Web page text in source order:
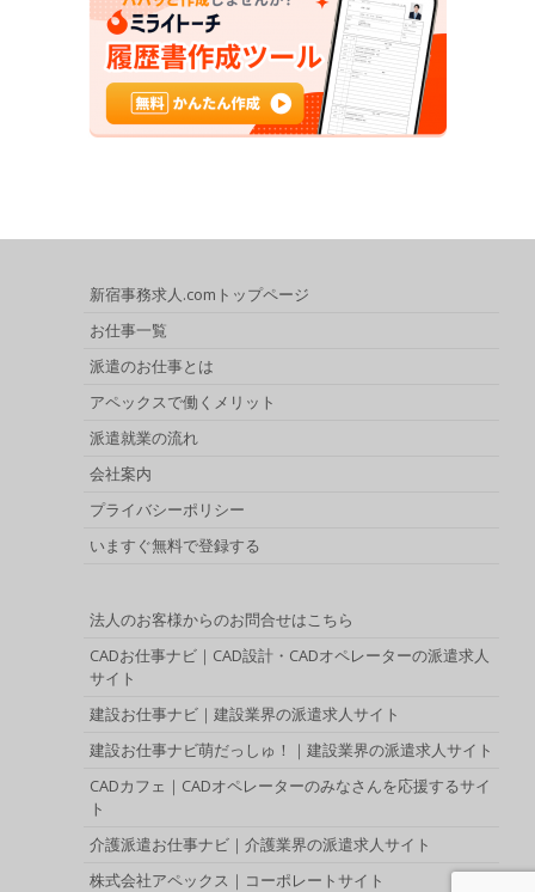
新宿事務求人.comトップページ
お仕事一覧
派遣のお仕事とは
アペックスで働くメリット
派遣就業の流れ
会社案内
プライバシーポリシー
いますぐ無料で登録する
法人のお客様からのお問合せはこちら
CADお仕事ナビ｜CAD設計・CADオペレーターの派遣求人
サイト
建設お仕事ナビ｜建設業界の派遣求人サイト
建設お仕事ナビ萌だっしゅ！｜建設業界の派遣求人サイト
CADカフェ｜CADオペレーターのみなさんを応援するサイ
ト
介護派遣お仕事ナビ｜介護業界の派遣求人サイト
株式会社アペックス｜コーポレートサイト